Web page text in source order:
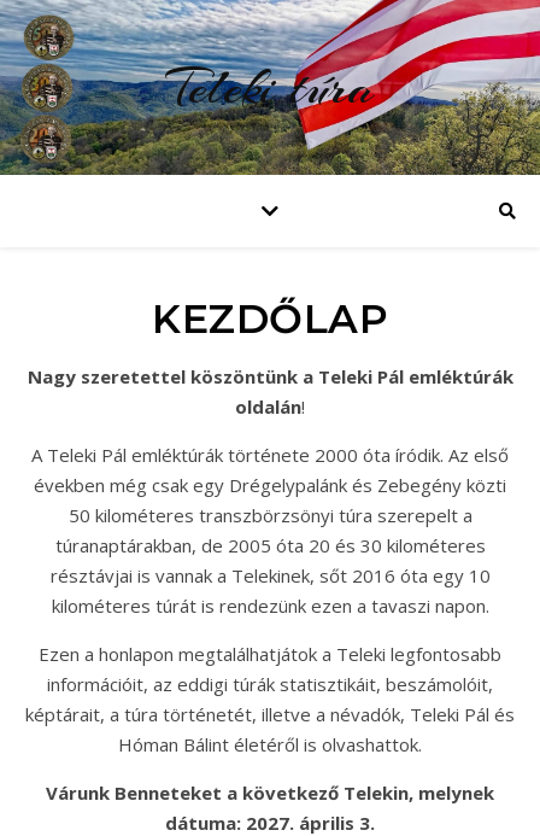
Teleki túra
KEZDŐLAP
Nagy szeretettel köszöntünk a Teleki Pál emléktúrák
oldalán!
A Teleki Pál emléktúrák története 2000 óta íródik. Az első
években még csak egy Drégelypalánk és Zebegény közti
50 kilométeres transzbörzsönyi túra szerepelt a
túranaptárakban, de 2005 óta 20 és 30 kilométeres
résztávjai is vannak a Telekinek, sőt 2016 óta egy 10
kilométeres túrát is rendezünk ezen a tavaszi napon.
Ezen a honlapon megtalálhatjátok a Teleki legfontosabb
információit, az eddigi túrák statisztikáit, beszámolóit,
képtárait, a túra történetét, illetve a névadók, Teleki Pál és
Hóman Bálint életéről is olvashattok.
Várunk Benneteket a következő Telekin, melynek
dátuma: 2027. április 3.